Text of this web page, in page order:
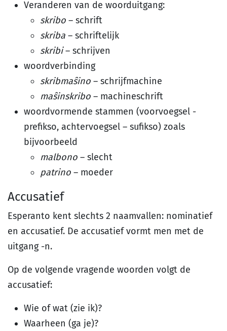
Veranderen van de woorduitgang:
skribo – schrift
skriba – schriftelijk
skribi– schrijven
woordverbinding
skribmaŝino – schrijfmachine
maŝinskribo – machineschrift
woordvormende stammen (voorvoegsel -
prefikso, achtervoegsel – sufikso) zoals
bijvoorbeeld
malbono – slecht
patrino – moeder
Accusatief
Esperanto kent slechts 2 naamvallen: nominatief
en accusatief. De accusatief vormt men met de
uitgang -n.
Op de volgende vragende woorden volgt de
accusatief:
Wie of wat (zie ik)?
Waarheen (ga je)?